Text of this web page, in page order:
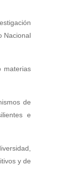
Nacional
materias
de
e
y de